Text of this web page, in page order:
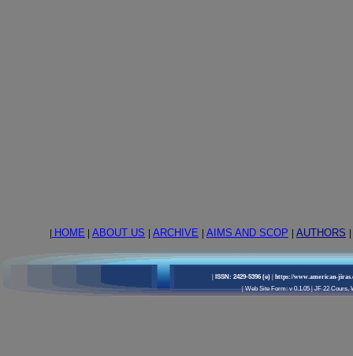
| HOME | ABOUT US | ARCHIVE | AIMS AND SCOP | AUTHORS |
| ISSN: 2429-5396 (e)| https://www.american-
|Web Site Form: v 0.1.05|JF 22 Cours,